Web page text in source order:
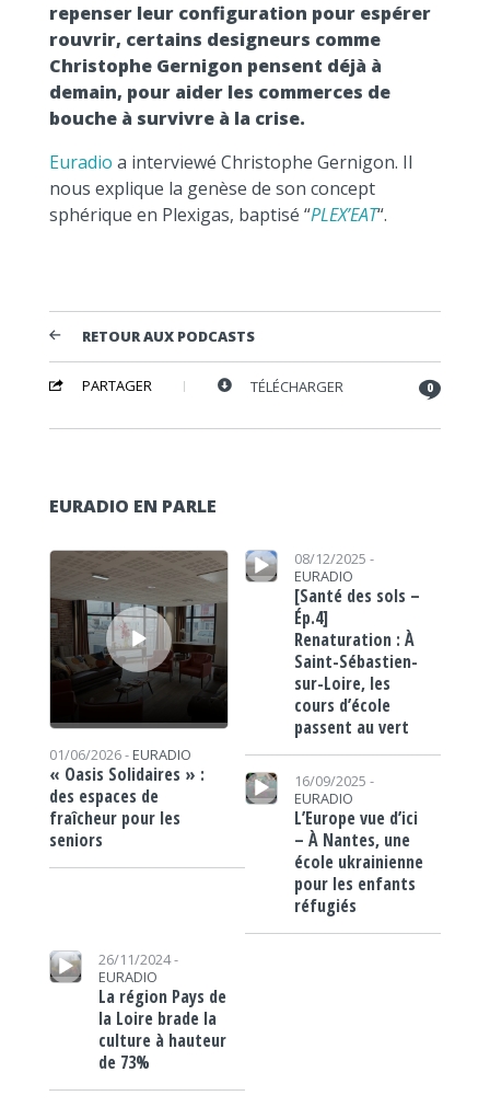
repenser leur configuration pour espérer
rouvrir, certains designeurs comme
Christophe Gernigon pensent déjà à
demain, pour aider les commerces de
bouche à survivre à la crise.
Euradio a interviewé Christophe Gernigon. Il
nous explique la genèse de son concept
sphérique en Plexigas, baptisé “PLEX’EAT“.
RETOUR AUX PODCASTS
PARTAGER TÉLÉCHARGER 0
EURADIO EN PARLE
Lecteur audio
01/06/2026 - EURADIO
« Oasis Solidaires » :
des espaces de
fraîcheur pour les
seniors
Lecteur audio
08/12/2025 -
EURADIO
[Santé des sols –
Ép.4]
Renaturation : À
Saint-Sébastien-
sur-Loire, les
cours d’école
passent au vert
Lecteur audio
16/09/2025 -
EURADIO
L’Europe vue d’ici
– À Nantes, une
école ukrainienne
pour les enfants
réfugiés
Lecteur audio
26/11/2024 -
EURADIO
La région Pays de
la Loire brade la
culture à hauteur
de 73%